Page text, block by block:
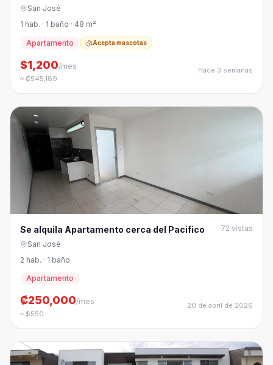
Rohrmoser
San José
1 hab. · 1 baño · 48 m²
Apartamento Acepta mascotas
$1,200/mes
≈ ₡545,189
Hace 3 semanas
Se alquila Apartamento cerca del Pacifico 72 vistas
San José
2 hab. · 1 baño
Apartamento
₡250,000/mes
≈ $550
20 de abril de 2026